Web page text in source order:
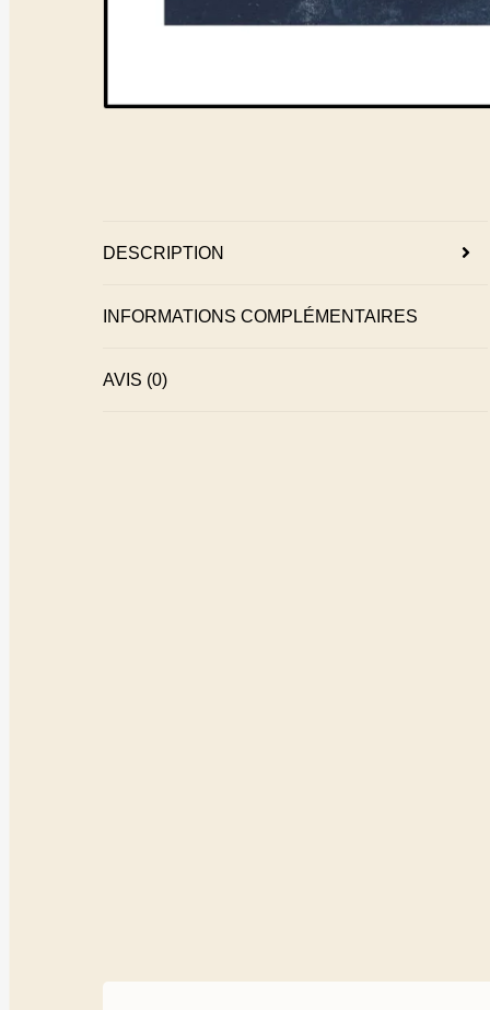
DESCRIPTION
INFORMATIONS COMPLÉMENTAIRES
AVIS (0)